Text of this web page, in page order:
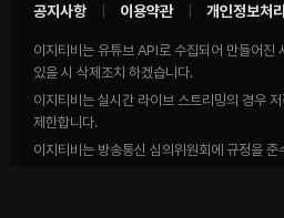
공지사항 이용약관 개인정보처
이지티비는 유튜브 API로 수집되어 만들어진
있을 시 삭제조치 하겠습니다.
이지티비는 실시간 라이브 스트리밍의 경우
제한합니다.
이지티비는 방송통신 심의위원회에 규정을 준